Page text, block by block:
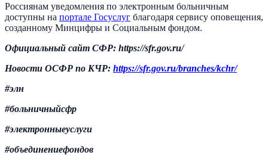
Россиянам уведомления по электронным больничным
доступны на портале Госуслуг благодаря сервису оповещения,
созданному Минцифры и Социальным фондом.
Официальный сайт СФР: https://sfr.gov.ru/
Новости ОСФР по КЧР: https://sfr.gov.ru/branches/kchr/
#элн
#больничныйсфр
#электронныеуслуги
#объединениефондов